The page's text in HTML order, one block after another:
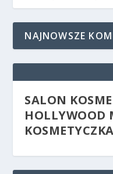
NAJNOWSZE
SALON
HOLLYWOOD
KOSMETYCZKA